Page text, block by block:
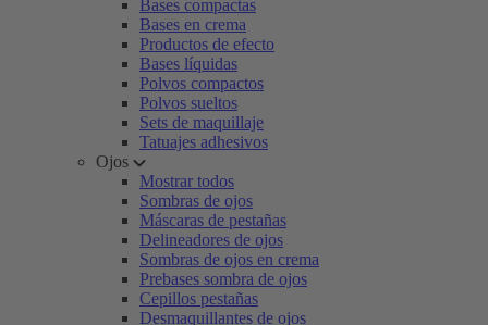
Bases compactas
Bases en crema
Productos de efecto
Bases líquidas
Polvos compactos
Polvos sueltos
Sets de maquillaje
Tatuajes adhesivos
Ojos
Mostrar todos
Sombras de ojos
Máscaras de pestañas
Delineadores de ojos
Sombras de ojos en crema
Prebases sombra de ojos
Cepillos pestañas
Desmaquillantes de ojos